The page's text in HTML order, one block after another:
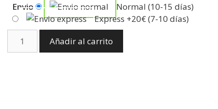
Envio
Normal (10-15 días)
Express +20€ (7-10 días)
Añadir al carrito